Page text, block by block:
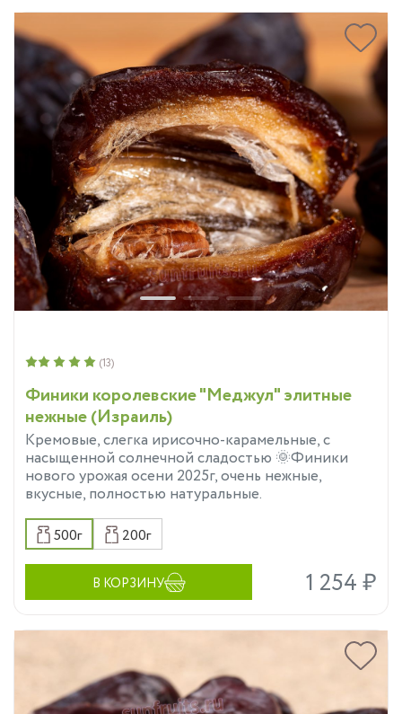
Финики королевские "Меджул" элитные
нежные (Израиль)
Кремовые, слегка ирисочно-карамельные, с
насыщенной солнечной сладостью 🌞Финики
нового урожая осени 2025г, очень нежные,
вкусные, полностью натуральные.
(13)
500г 200г
В КОРЗИНУ 1 254 ₽